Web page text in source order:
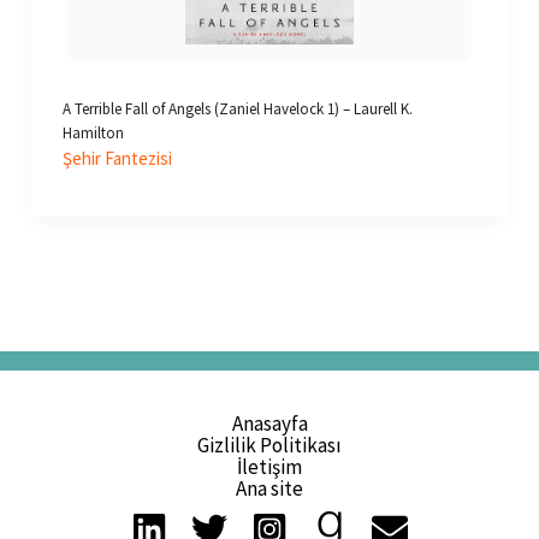
A Terrible Fall of Angels (Zaniel Havelock 1) – Laurell K.
Hamilton
Şehir Fantezisi
Anasayfa
Gizlilik Politikası
İletişim
Ana site